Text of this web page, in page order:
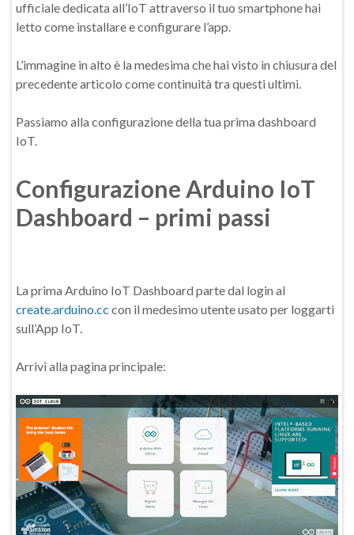
ufficiale dedicata all’IoT attraverso il tuo smartphone hai
letto come installare e configurare l’app.
L’immagine in alto è la medesima che hai visto in chiusura del
precedente articolo come continuità tra questi ultimi.
Passiamo alla configurazione della tua prima dashboard
IoT.
Configurazione Arduino IoT
Dashboard – primi passi
La prima Arduino IoT Dashboard parte dal login al
create.arduino.cc con il medesimo utente usato per loggarti
sull’App IoT.
Arrivi alla pagina principale: